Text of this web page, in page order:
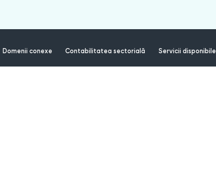
Domenii conexe Contabilitatea sectorială Servicii disponibile